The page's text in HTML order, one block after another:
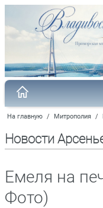
На главную / Митрополия /
Новости
Емеля на
Фото)